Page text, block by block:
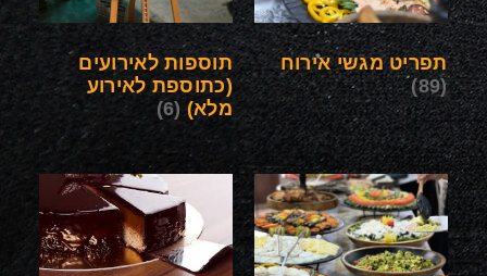
תפריט מגשי אירוח
(89)
תוספות לאירועים
(כתוספת לאירוע
מלא) (6)